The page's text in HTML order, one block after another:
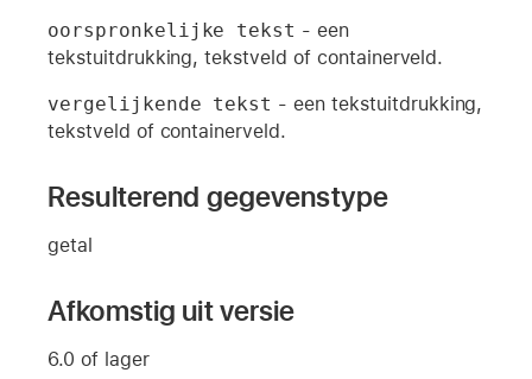
oorspronkelijke tekst - een
tekstuitdrukking, tekstveld of containerveld.
vergelijkende tekst - een tekstuitdrukking,
tekstveld of containerveld.
Resulterend gegevenstype
getal
Afkomstig uit versie
6.0 of lager